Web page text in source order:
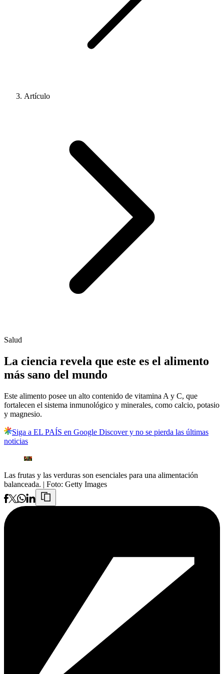
Artículo
Salud
La ciencia revela que este es el alimento
más sano del mundo
Este alimento posee un alto contenido de vitamina A y C, que
fortalecen el sistema inmunológico y minerales, como calcio, potasio
y magnesio.
Siga a EL PAÍS en Google Discover y no se pierda las últimas
noticias
Las frutas y las verduras son esenciales para una alimentación
balanceada. | Foto: Getty Images